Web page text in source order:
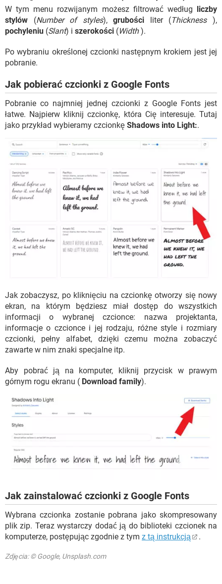
W tym menu rozwijanym możesz filtrować według
liczby
stylów (Number of styles),grubości liter (Thickness),
pochyleniu (Slant) i szerokości (Width).
Po wybraniu określonej czcionki następnym krokiem jest jej
pobranie.
Jak pobierać czcionki z Google Fonts
Pobranie co najmniej jednej czcionki z Google Fonts jest
łatwe. Najpierw kliknij czcionkę, która Cię interesuje. Tutaj
jako przykład wybieramy czcionkę Shadows into Light:.
Jak zobaczysz, po kliknięciu na czcionkę otworzy się nowy
ekran, na którym będziesz miał dostęp do wszystkich
informacji o wybranej czcionce: nazwa projektanta,
informacje o czcionce i jej rodzaju, różne style i rozmiary
czcionki, pełny alfabet, dzięki czemu można zobaczyć
zawarte w nim znaki specjalne itp.
Aby pobrać ją na komputer, kliknij przycisk w prawym
górnym rogu ekranu ( Download family).
Jak zainstalować czcionki z Google Fonts
Wybrana czcionka zostanie pobrana jako skompresowany
plik zip. Teraz wystarczy dodać ją do biblioteki czcionek na
komputerze, postępując zgodnie z tym z tą instrukcją .
Zdjęcia: © Google, Unsplash.com